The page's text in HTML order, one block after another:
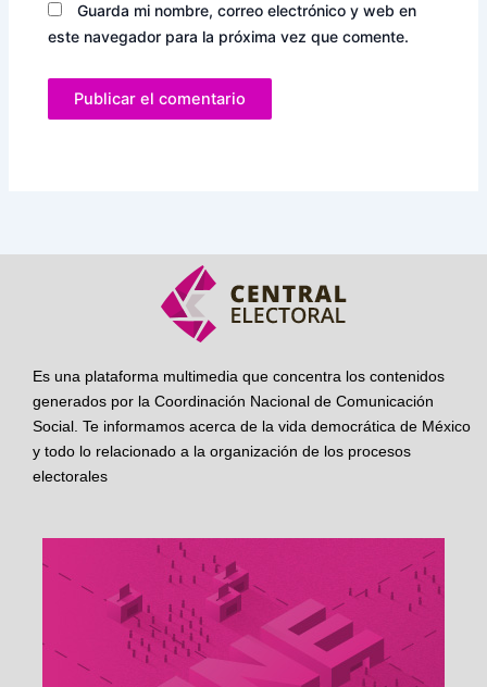
Guarda mi nombre, correo electrónico y web en
este navegador para la próxima vez que comente.
Es una plataforma multimedia que concentra los contenidos
generados por la Coordinación Nacional de Comunicación
Social. Te informamos acerca de la vida democrática de México
y todo lo relacionado a la organización de los procesos
electorales